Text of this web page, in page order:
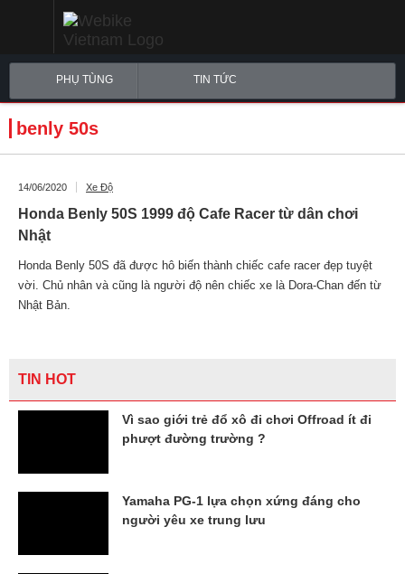
PHỤ TÙNG TIN TỨC
benly 50s
14/06/2020 Xe Độ
Honda Benly 50S 1999 độ Cafe Racer từ dân chơi
Nhật
Honda Benly 50S đã được hô biến thành chiếc cafe racer đẹp tuyệt
vời. Chủ nhân và cũng là người độ nên chiếc xe là Dora-Chan đến từ
Nhật Bản.
TIN HOT
Vì sao giới trẻ đổ xô đi chơi Offroad ít đi
phượt đường trường ?
Yamaha PG-1 lựa chọn xứng đáng cho
người yêu xe trung lưu